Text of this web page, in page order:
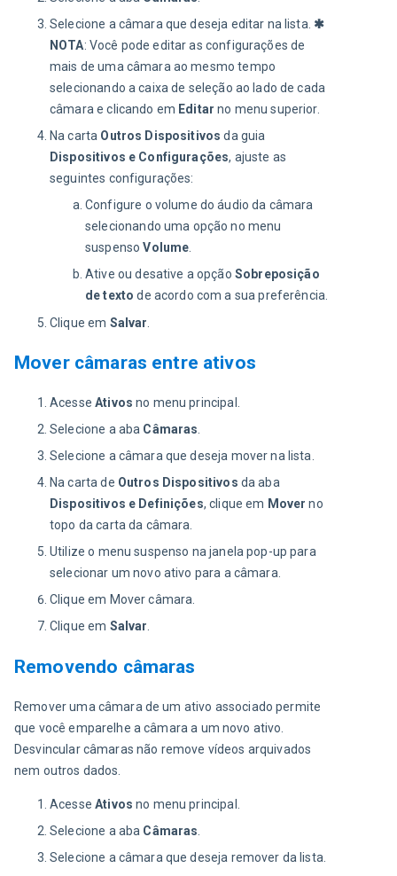
Selecione a câmara que deseja editar na lista. ✱
NOTA: Você pode editar as configurações de
mais de uma câmara ao mesmo tempo
selecionando a caixa de seleção ao lado de cada
câmara e clicando em Editar no menu superior.
Na carta Outros Dispositivos da guia
Dispositivos e Configurações, ajuste as
seguintes configurações:
Configure o volume do áudio da câmara
selecionando uma opção no menu
suspensoVolume
Ative ou desative a opção Sobreposição
de texto de acordo com a sua preferência.
Clique em Salvar
Mover câmaras entre ativos
AcesseAtivos no menu principal.
Selecione a aba Câmaras.
Selecione a câmara que deseja mover na lista.
Na carta de Outros Dispositivos da aba
Dispositivos e Definições, clique em Mover no
topo da carta da câmara.
Utilize o menu suspenso na janela pop-up para
selecionar um novo ativo para a câmara.
Clique em Mover câmara.
Clique em Salvar.
Removendo câmaras
Remover uma câmara de um ativo associado permite
que você emparelhe a câmara a um novo ativo.
Desvincular câmaras não remove vídeos arquivados
nem outros dados.
AcesseAtivos no menu principal.
Selecione a aba Câmaras
Selecione a câmara que deseja remover da lista.